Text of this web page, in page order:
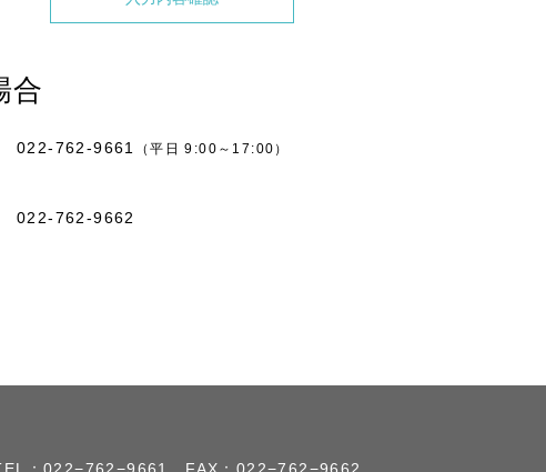
合
022-762-9661 （平日 9:00～17:00）
022-762-9662